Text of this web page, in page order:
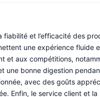
fiabilité et l’efficacité des
une expérience fluide
et aux compétitions,
une bonne digestion
avec des goûts
Enfin, le service client et